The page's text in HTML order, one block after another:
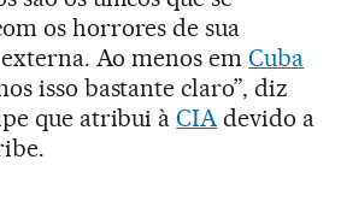
os horrores de sua
Ao menos emCuba
isso bastante claro”, diz
que atribui àCIAdevido a